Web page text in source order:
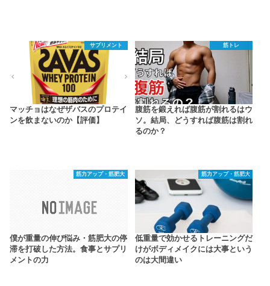
サプリメント
マッチョはなぜザバスのプロテイ
ンを飲まないのか【評価】
筋トレ
腹筋を鍛えれば腹筋が割れるはウ
ソ。結局、どうすれば腹筋は割れ
るのか？
筋力アップ・筋肥大
僕が重量の伸び悩み・筋肥大の停
滞を打破した方法。食事とサプリ
メントの力
筋力アップ・筋肥大
低重量で効かせるトレーニングだ
けがボディメイクには大事という
のは大間違い